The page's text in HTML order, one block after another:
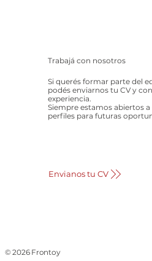
© 2026 Frontoy
Trabajá con nosotros
Si querés formar parte del
podés enviarnos tu CV y
experiencia.
Siempre estamos abiertos
perfiles para futuras
Envianos tu CV